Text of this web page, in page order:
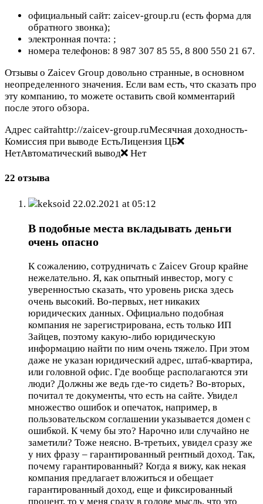
официальный сайт: zaicev-group.ru (есть форма для
обратного звонка);
электронная почта: ;
номера телефонов: 8 987 307 85 55, 8 800 550 21 67.
Отзывы о Zaicev Group довольно странные, в основном
неопределенного значения. Если вам есть, что сказать про
эту компанию, то можете оставить свой комментарий
после этого обзора.
Адрес сайтаhttp://zaicev-group.ruМесячная доходность-
Комиссия при выводе ЕстьЛицензия ЦБ
НетАвтоматический вывод
Нет
22 отзыва
keksoid 22.02.2021 at 05:12
В подобные места вкладывать деньги
очень опасно
К сожалению, сотрудничать с Zaicev Group крайне
нежелательно. Я, как опытный инвестор, могу с
уверенностью сказать, что уровень риска здесь
очень высокий. Во-первых, нет никаких
юридических данных. Официально подобная
компания не зарегистрирована, есть только ИП
Зайцев, поэтому какую-либо юридическую
информацию найти по ним очень тяжело. При этом
даже не указан юридический адрес, штаб-квартира,
или головной офис. Где вообще располагаются эти
люди? Должны же ведь где-то сидеть? Во-вторых,
почитал те документы, что есть на сайте. Увидел
множество ошибок и опечаток, например, в
пользовательском соглашении указывается домен с
ошибкой. К чему бы это? Нарочно или случайно не
заметили? Тоже неясно. В-третьих, увидел сразу же
у них фразу – гарантированный рентный доход. Так,
почему гарантированный? Когда я вижу, как некая
компания предлагает вложиться и обещает
гарантированный доход, еще и фиксированный
процент, то у меня сразу в голове мысль, что это